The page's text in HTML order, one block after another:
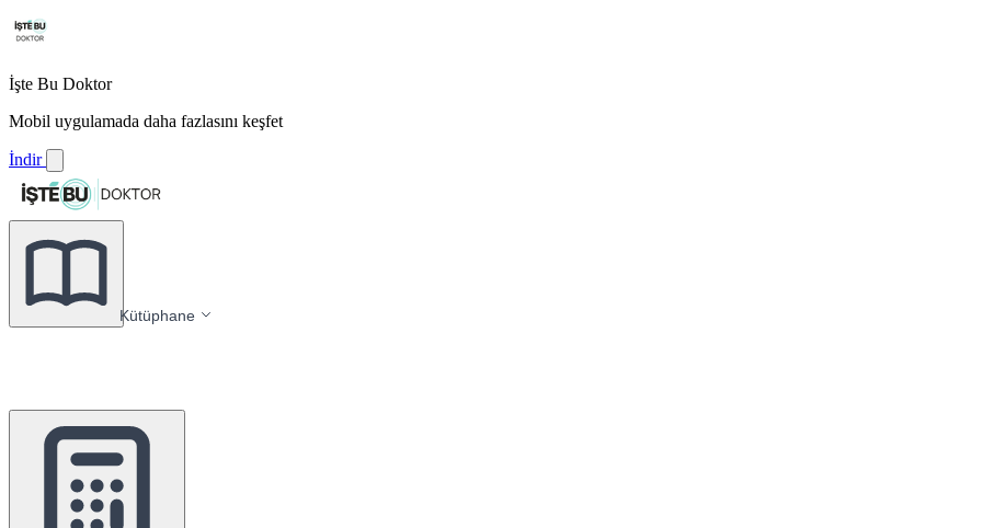
İşte Bu Doktor
Mobil uygulamada daha fazlasını keşfet
İndir
Kütüphane